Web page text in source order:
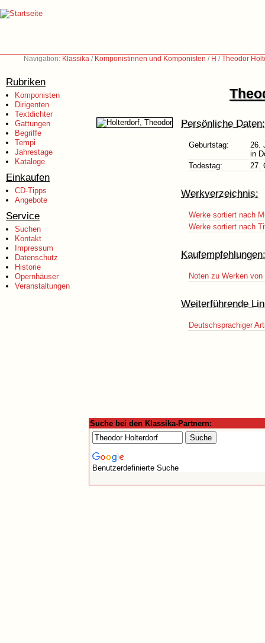
Navigation: Klassika / Komponistinnen und Komponisten / H /Theodor
Rubriken
Komponisten
Dirigenten
Textdichter
Gattungen
Begriffe
Tempi
Jahrestage
Kataloge
Einkaufen
CD-Tipps
Angebote
Service
Suchen
Kontakt
Impressum
Datenschutz
Historie
Opernhäuser
Veranstaltungen
Persönliche Daten:
Geburtstag:
26.
in
Todestag:
27.
Werkverzeichnis:
Werke sortiert nach
Werke sortiert nach
Kaufempfehlungen:
Noten zu Werken
Weiterführende
Deutschsprachiger
Suche bei den Klassika-Partnern:
Benutzerdefinierte Suche